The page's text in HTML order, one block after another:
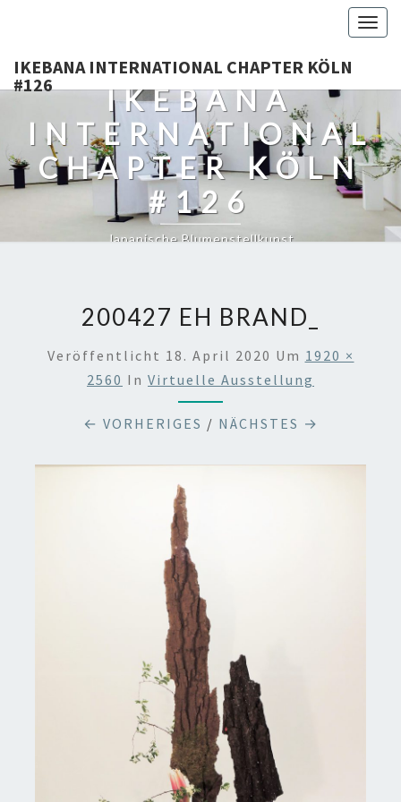
IKEBANA INTERNATIONAL CHAPTER KÖLN
#126
IKEBANA
INTERNATIONAL
CHAPTER KÖLN
#126
Japanische Blumenstellkunst
200427 EH BRAND_
Veröffentlicht 18. April 2020 Um 1920 ×
2560 In Virtuelle Ausstellung
← VORHERIGES / NÄCHSTES →